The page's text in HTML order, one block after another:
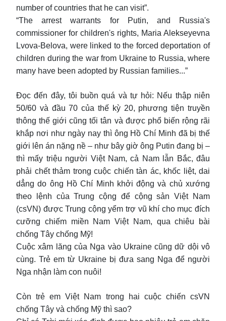
number of countries that he can visit”.
“The arrest warrants for Putin, and Russia's
commissioner for children's rights, Maria Alekseyevna
Lvova-Belova, were linked to the forced deportation of
children during the war from Ukraine to Russia, where
many have been adopted by Russian families...”
Đọc đến đây, tôi buồn quá và tự hỏi: Nếu thập niên
50/60 và đầu 70 của thế kỳ 20, phương tiện truyền
thông thế giới cũng tối tân và được phổ biến rộng rãi
khắp nơi như ngày nay thì ông Hồ Chí Minh đã bị thế
giới lên án nặng nề – như bây giờ ông Putin đang bị –
thì mấy triệu người Việt Nam, cả Nam lẫn Bắc, đâu
phải chết thảm trong cuộc chiến tàn ác, khốc liệt, dai
dẳng do ông Hồ Chí Minh khởi động và chủ xướng
theo lệnh của Trung cộng để cộng sản Việt Nam
(csVN) được Trung cộng yểm trợ vũ khí cho mục đích
cưỡng chiếm miền Nam Việt Nam, qua chiêu bài
chống Tây chống Mỹ!
Cuộc xâm lăng của Nga vào Ukraine cũng dữ dội vô
cùng. Trẻ em từ Ukraine bị đưa sang Nga để người
Nga nhận làm con nuôi!
Còn trẻ em Việt Nam trong hai cuộc chiến csVN
chống Tây và chống Mỹ thì sao?